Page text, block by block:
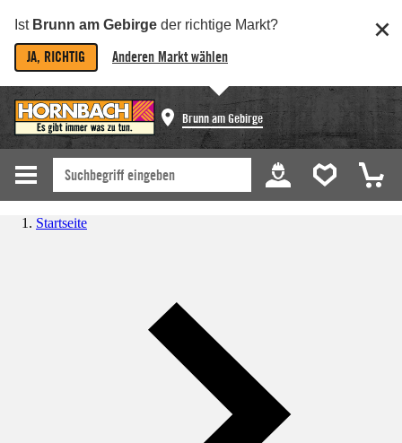
Ist Brunn am Gebirge der richtige Markt?
JA, RICHTIG Anderen Markt wählen
Brunn am Gebirge
Startseite